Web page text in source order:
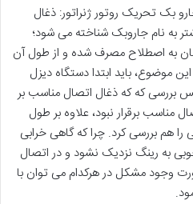
بک تحریک روتور ژنراتور: ذغال
به نام جاروبک شناخته می شود؛
به اصطلاح مصرف شده و از طول آن
موضوع، باید ابتدا دستگاه دیزل
بررسی که که ذغال اتصال مناسب بر
مناسب برقرار نبود، علاوه بر طول
را هم بررسی کرد. چرا که گاهی خرابی
به رینگ نزدیک نشود و در اتصال
وجود مشکل در هرکدام می توان با